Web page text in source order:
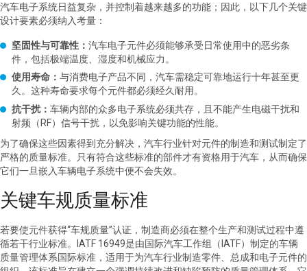
汽车电子系统日益复杂，并控制着越来越多的功能；因此，以下几个关键
设计要素必须纳入考量：
坚固性与可靠性： 汽车电子元件必须能够承受日常使用中的恶劣条
件，包括极端温度、湿度和机械应力。
使用寿命： 与消费电子产品不同，汽车需稳定可靠地运行十年甚至更
久。这种寿命要求每个元件都必须经久耐用。
抗干扰： 车辆内部的众多电子系统必须共存，且不能产生电磁干扰和
射频（RF）信号干扰，以免影响关键功能的性能。
为了确保这些因素得到充分解决，汽车行业针对元件的制造和测试制定了
严格的质量标准。只有符合这些标准的部件才有资格用于汽车，从而确保
它们一旦嵌入车辆电子系统中便不会失效。
关键车规质量标准
若要使元件获得“车规质量”认证，制造商必须在整个生产和测试过程中遵
循若干行业标准。IATF 16949是由国际汽车工作组（IATF）制定的车辆
质量管理体系国际标准，适用于为汽车行业制造零件、总成和电子元件的